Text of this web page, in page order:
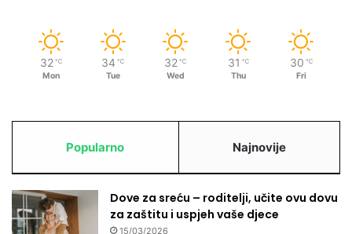
32 ℃
Mon
34 ℃
Tue
32 ℃
Wed
31 ℃
Thu
30 ℃
Fri
Popularno Najnovije
Dove za sreću – roditelji, učite ovu dovu
za zaštitu i uspjeh vaše djece
15/03/2026